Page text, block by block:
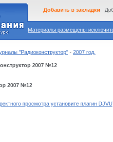
Материалы размещены
Добавить в закладки
"Радиоконструктор" - 2007 год.
2007 №12
2007 №12
просмотра установите плагин